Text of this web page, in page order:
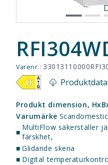
Varenr.:
Produkt dimension,
Varumärke Scandomestic
■ MultiFlow säkerställer
färskhet,
■ Glidande skena
■ Digital